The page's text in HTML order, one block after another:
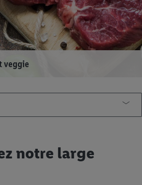
veggie
notre large